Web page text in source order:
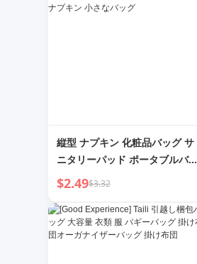
縦型 ナプキン 化粧品バッグ サ
ニタリーパッド ポータブルバッ
グ バギーバッグ ポータブル ナ
プキンバッグ 見栄えの良い ナプ
キン 小さなバッグ
$2.49$3.32